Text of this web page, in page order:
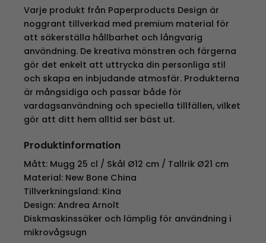
Varje produkt från Paperproducts Design är
noggrant tillverkad med premium material för
att säkerställa hållbarhet och långvarig
användning. De kreativa mönstren och färgerna
gör det enkelt att uttrycka din personliga stil
och skapa en inbjudande atmosfär. Produkterna
är mångsidiga och passar både för
vardagsanvändning och speciella tillfällen, vilket
gör att ditt hem alltid ser bäst ut.
Produktinformation
Mått: Mugg 25 cl / Skål Ø12 cm / Tallrik Ø21 cm
Material: New Bone China
Tillverkningsland: Kina
Design: Andrea Arnolt
Diskmaskinssäker och lämplig för användning i
mikrovågsugn